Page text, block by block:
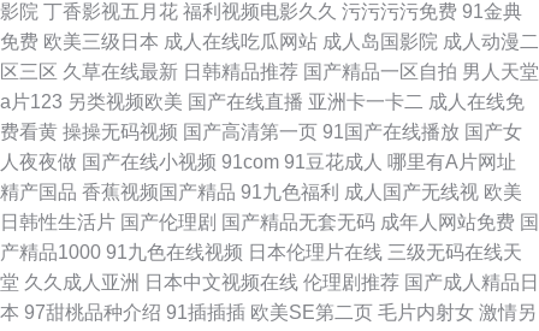
影院 丁香影视五月花 福利视频电影久久 污污污污免费 91金典
免费 欧美三级日本 成人在线吃瓜网站 成人岛国影院 成人动漫二
区三区 久草在线最新 日韩精品推荐 国产精品一区自拍 男人天堂
a片123 另类视频欧美 国产在线直播 亚洲卡一卡二 成人在线免
费看黄 操操无码视频 国产高清第一页 91国产在线播放 国产女
人夜夜做 国产在线小视频 91com 91豆花成人 哪里有A片网址
精产国品 香蕉视频国产精品 91九色福利 成人国产无线视 欧美
日韩性生活片 国产伦理剧 国产精品无套无码 成年人网站免费 国
产精品1000 91九色在线视频 日本伦理片在线 三级无码在线天
堂 久久成人亚洲 日本中文视频在线 伦理剧推荐 国产成人精品日
本 97甜桃品种介绍 91插插插 欧美SE第二页 毛片内射女 激情另